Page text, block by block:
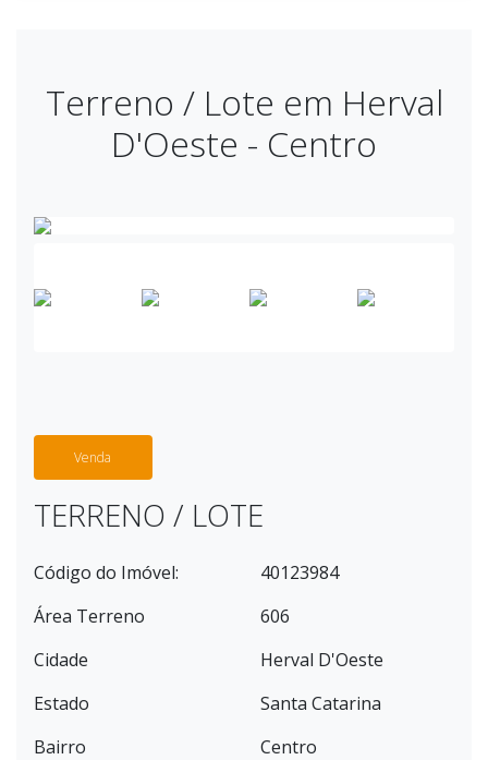
Terreno / Lote em Herval
D'Oeste - Centro
Venda
TERRENO / LOTE
Código do Imóvel:
40123984
Área Terreno
606
Cidade
Herval D'Oeste
Estado
Santa Catarina
Bairro
Centro